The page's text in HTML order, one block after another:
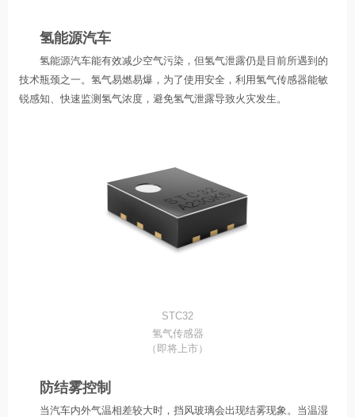
氢能源汽车
氢能源汽车能有效减少空气污染，但氢气泄露仍是目前所遇到的
技术瓶颈之一。氢气易燃易爆，为了使用安全，利用氢气传感器能敏
锐感知、快速监测氢气浓度，避免氢气泄露导致火灾发生。
STC32
氢气传感器
（即将上市）
防结雾控制
当汽车内外气温相差较大时，挡风玻璃会出现结雾现象。当温湿